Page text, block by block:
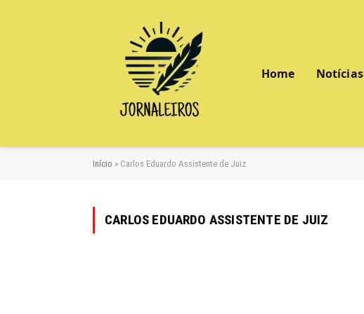
Home Notícias
Início » Carlos Eduardo Assistente de Juiz
CARLOS EDUARDO ASSISTENTE DE JUIZ